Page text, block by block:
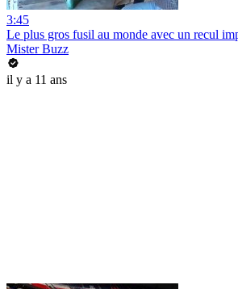
3:45
Le plus gros fusil au monde avec un recul
Mister Buzz
il y a 11 ans